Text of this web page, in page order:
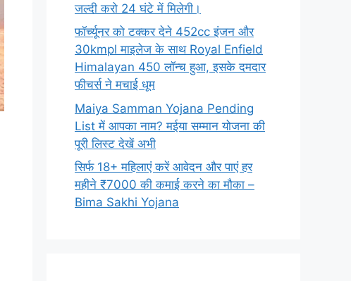
जल्दी करो 24 घंटे में मिलेगी।
फॉर्च्यूनर को टक्कर देने 452cc इंजन और
30kmpl माइलेज के साथ Royal Enfield
Himalayan 450 लॉन्च हुआ, इसके दमदार
फीचर्स ने मचाई धूम
Maiya Samman Yojana Pending
List में आपका नाम? मईया सम्मान योजना की
पूरी लिस्ट देखें अभी
सिर्फ 18+ महिलाएं करें आवेदन और पाएं हर
महीने ₹7000 की कमाई करने का मौका –
Bima Sakhi Yojana